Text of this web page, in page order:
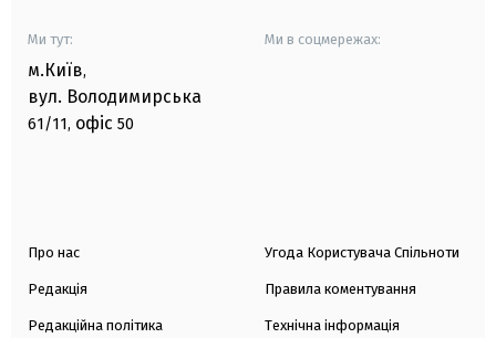
Ми тут:
м.Київ,
вул. Володимирська
61/11, офіс 50
Ми в соцмережах:
Про нас
Редакція
Редакційна політика
Угода Користувача Спільноти
Правила коментування
Технічна інформація